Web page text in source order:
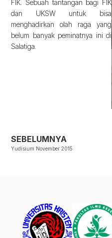
FIK. Sebuah tantangan bagi FIK
dan UKSW untuk bisa
menghadirkan olah raga yang
belum banyak peminatnya ini di
Salatiga.
SEBELUMNYA
Yudisium November 2015